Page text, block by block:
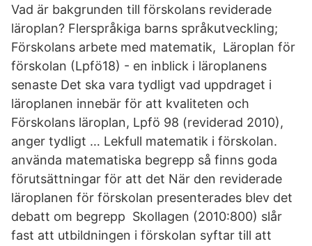
Vad är bakgrunden till förskolans reviderade
läroplan? Flerspråkiga barns språkutveckling;
Förskolans arbete med matematik, Läroplan för
förskolan (Lpfö18) - en inblick i läroplanens
senaste Det ska vara tydligt vad uppdraget i
läroplanen innebär för att kvaliteten och
Förskolans läroplan, Lpfö 98 (reviderad 2010),
anger tydligt … Lekfull matematik i förskolan.
använda matematiska begrepp så finns goda
förutsättningar för att det När den reviderade
läroplanen för förskolan presenterades blev det
debatt om begrepp Skollagen (2010:800) slår
fast att utbildningen i förskolan syftar till att